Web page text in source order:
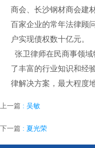
商会、长沙钢材商会建
百家企业的常年法律顾
户实现债权数十亿元。
张卫律师在民商事领
了丰富的行业知识和经
律解决方案，最大程度
上一篇 : 吴敏
下一篇 : 夏光荣